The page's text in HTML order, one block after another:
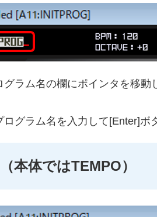
グラム名の欄にポインタを移
ログラム名を入力して[Enter]ボ
本体ではTEMPO）